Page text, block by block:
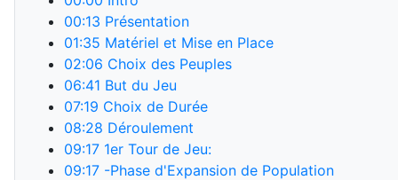
00:13 Présentation
01:35 Matériel et Mise en Place
02:06 Choix des Peuples
06:41 But du Jeu
07:19 Choix de Durée
08:28 Déroulement
09:17 1er Tour de Jeu:
09:17 -Phase d'Expansion de Population